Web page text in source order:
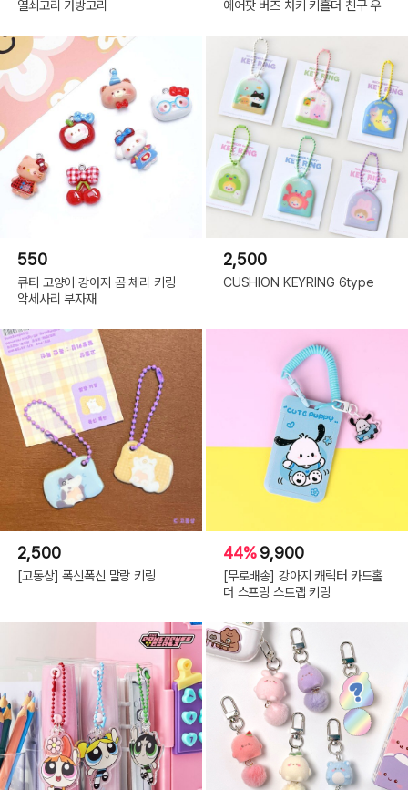
열쇠고리 가방고리 에어팟 버즈 차키 키홀더 친구 우
550
큐티 고양이 강아지 곰 체리 키링
악세사리 부자재
2,500
CUSHION KEYRING 6type
2,500
[고동상] 폭신폭신 말랑 키링
44%9,900
[무로배송] 강아지 캐릭터 카드홀
더 스프링 스트랩 키링